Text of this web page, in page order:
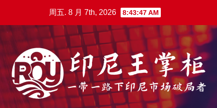
周五. 8 月 7th, 2026 8:43:48 AM